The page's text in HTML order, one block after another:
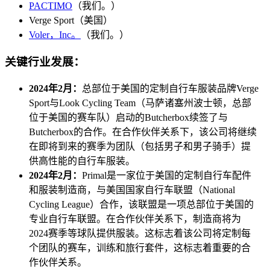
PACTIMO （我们。）
Verge Sport（美国）
Voler，Inc。
（我们。）
关键行业发展：
2024年2月： 总部位于美国的定制自行车服装品牌Verge
Sport与Look Cycling Team（马萨诸塞州波士顿，总部
位于美国的赛车队）启动的Butcherbox续签了与
Butcherbox的合作。在合作伙伴关系下，该公司将继续
在即将到来的赛季为团队（包括男子和男子骑手）提
供高性能的自行车服装。
2024年2月： Primal是一家位于美国的定制自行车配件
和服装制造商，与美国国家自行车联盟（National
Cycling League）合作，该联盟是一项总部位于美国的
专业自行车联盟。在合作伙伴关系下，制造商将为
2024赛季等球队提供服装。这标志着该公司将定制每
个团队的赛车，训练和旅行套件，这标志着重要的合
作伙伴关系。